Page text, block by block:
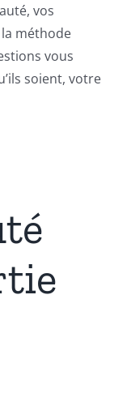
vos
méthode
vous
soient, votre